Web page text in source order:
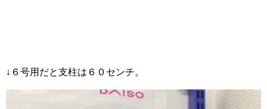
↓６号用だと支柱は６０センチ。